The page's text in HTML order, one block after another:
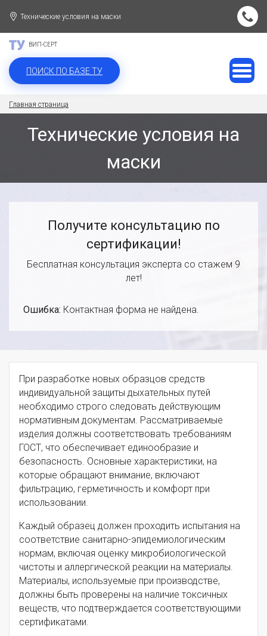
Технические условия на маски
ВИП-СЕРТ
ПОИСК ПО БАЗЕ ТУ
Главная страница
Технические условия на
маски
Получите консультацию по
сертификации!
Бесплатная консультация эксперта со стажем 9
лет!
Ошибка: Контактная форма не найдена.
При разработке новых образцов средств
индивидуальной защиты дыхательных путей
необходимо строго следовать действующим
нормативным документам. Рассматриваемые
изделия должны соответствовать требованиям
ГОСТ, что обеспечивает единообразие и
безопасность. Основные характеристики, на
которые обращают внимание, включают
фильтрацию, герметичность и комфорт при
использовании.
Каждый образец должен проходить испытания на
соответствие санитарно-эпидемиологическим
нормам, включая оценку микробиологической
чистоты и аллергической реакции на материалы.
Материалы, используемые при производстве,
должны быть проверены на наличие токсичных
веществ, что подтверждается соответствующими
сертификатами.